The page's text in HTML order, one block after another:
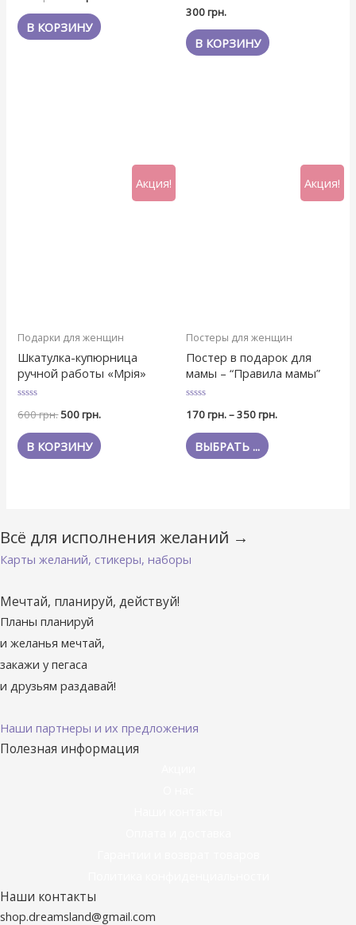
5
В КОРЗИНУ
0
5
300грн.
В КОРЗИНУ
Акция!
Подарки для женщин
Шкатулка-купюрница
ручной работы «Мрія»
0
5
600грн.500грн.
В КОРЗИНУ
Акция!
Постеры для женщин
Постер в подарок для
мамы – “Правила мамы”
0
5
170грн.–350грн.
ВЫБРАТЬ ...
Всё для исполнения желаний →
Карты желаний, стикеры, наборы
Мечтай, планируй, действуй!
Планы планируй
и желанья мечтай,
закажи у пегаса
и друзьям раздавай!
Наши партнеры и их предложения
Полезная информация
Наши контакты
shop.dreamsland@gmail.com